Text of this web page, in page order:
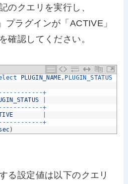
のクエリを実行し、
プラグインが「ACTIVE」
確認してください。
PLUGIN_NAME, PLUGIN_STATUS
-- -- -- -- -- -+
-- -- -- -- -- -+
-- -- -- -- -- -+
)
る設定値は以下のクエリ